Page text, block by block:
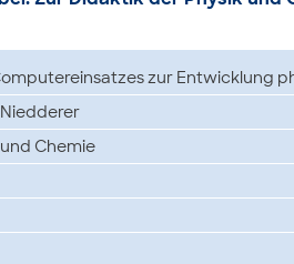
zur Entwicklung
Chemie